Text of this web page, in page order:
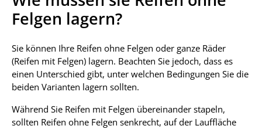
Felgen lagern?
Sie können Ihre Reifen ohne Felgen oder ganze Räder
(Reifen mit Felgen) lagern. Beachten Sie jedoch, dass es
einen Unterschied gibt, unter welchen Bedingungen Sie die
beiden Varianten lagern sollten.
Während Sie Reifen mit Felgen übereinander stapeln,
sollten Reifen ohne Felgen senkrecht, auf der Lauffläche